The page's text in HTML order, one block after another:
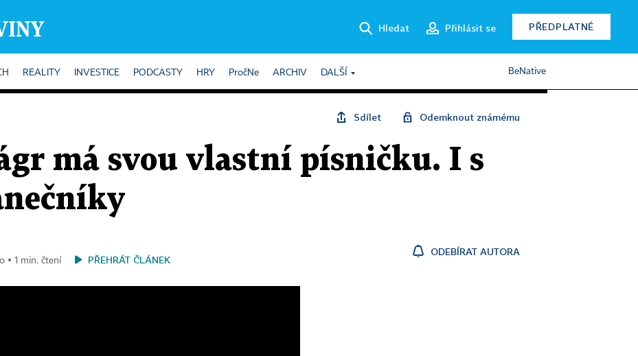
Hledat Přihlásit se PŘEDPLATNÉ
REALITY INVESTICE PODCASTY HRY PročNe ARCHIV DALŠÍ BeNative
Sdílet Odemknout známému
má svou vlastní písničku. I s
▪ 1 min. čtení
PŘEHRÁT ČLÁNEK
ODEBÍRAT AUTORA